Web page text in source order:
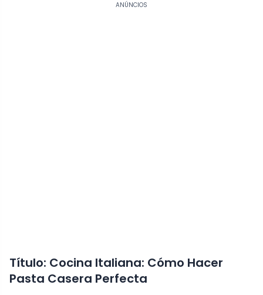
ANÚNCIOS
Título: Cocina Italiana: Cómo Hacer
Pasta Casera Perfecta